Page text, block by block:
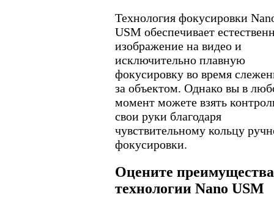
Технология фокусировки
USM обеспечивает
изображение на видео и
исключительно плавную
фокусировку во время
за объектом. Однако вы в
момент можете взять
свои руки благодаря
чувствительному кольцу
фокусировки.
Оцените преимущества
технологии Nano USM